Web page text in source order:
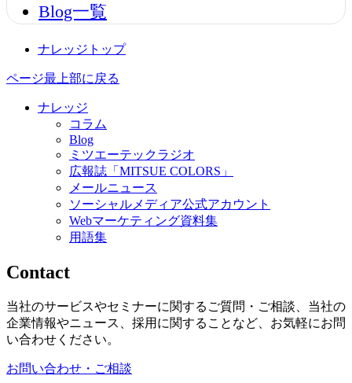
Blog一覧
ナレッジトップ
ページ最上部に戻る
ナレッジ
コラム
Blog
ミツエーテックラジオ
広報誌「MITSUE COLORS」
メールニュース
ソーシャルメディア公式アカウント
Webマーケティング資料集
用語集
Contact
当社のサービスやセミナーに関するご質問・ご相談、当社の
企業情報やニュース、採用に関することなど、お気軽にお問
い合わせください。
お問い合わせ・ご相談